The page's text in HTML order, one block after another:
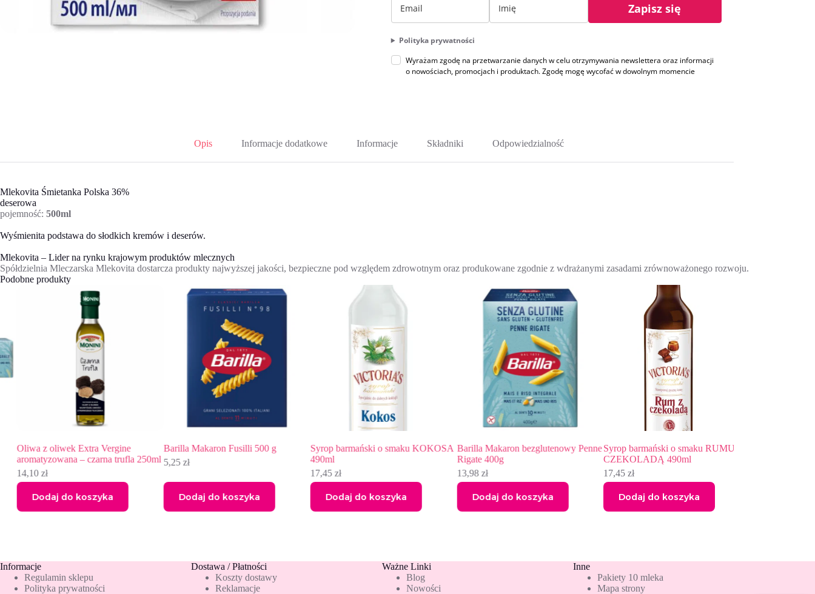
Zapisz się
Polityka prywatności
Wyrażam zgodę na przetwarzanie danych w celu otrzymywania newslettera oraz informacji
o nowościach, promocjach i produktach. Zgodę mogę wycofać w dowolnym momencie
Opis Informacje dodatkowe Informacje Składniki Odpowiedzialność
Mlekovita Śmietanka Polska 36%
deserowa
pojemność: 500ml
Wyśmienita podstawa do słodkich kremów i deserów.
Mlekovita – Lider na rynku krajowym produktów mlecznych
Spółdzielnia Mleczarska Mlekovita dostarcza produkty najwyższej jakości, bezpieczne pod względem zdrowotnym oraz produkowane zgodnie z wdrażanymi zasadami zrównoważonego rozwoju.
Podobne produkty
Oliwa z oliwek Extra Vergine
aromatyzowana – czarna trufla 250ml
14,10zł
Dodaj do koszyka
Barilla Makaron Fusilli 500 g
5,25zł
Dodaj do koszyka
Syrop barmański o smaku KOKOSA
490ml
17,45zł
Dodaj do koszyka
Barilla Makaron bezglutenowy Penne
Rigate 400g
13,98zł
Dodaj do koszyka
Syrop barmański o smaku RUMU Z
CZEKOLADĄ 490ml
17,45zł
Dodaj do koszyka
Informacje
Regulamin sklepu
Polityka prywatności
Dostawa / Płatności
Koszty dostawy
Reklamacje
Ważne Linki
Blog
Nowości
Inne
Pakiety 10 mleka
Mapa strony